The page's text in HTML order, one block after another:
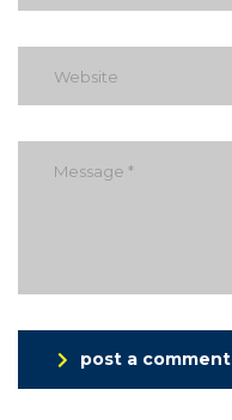
post a comment